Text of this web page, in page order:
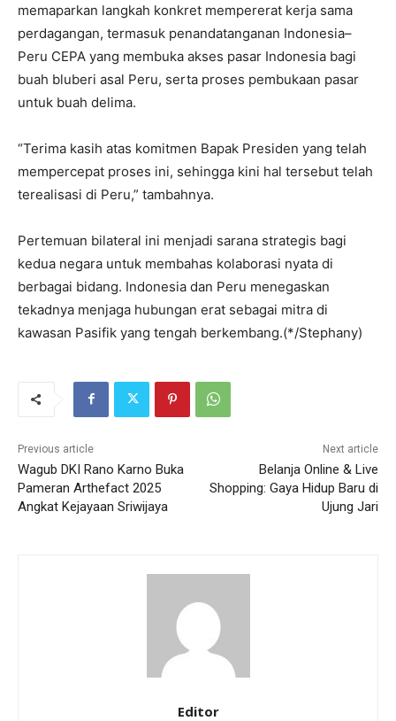
memaparkan langkah konkret mempererat kerja sama
perdagangan, termasuk penandatanganan Indonesia–
Peru CEPA yang membuka akses pasar Indonesia bagi
buah bluberi asal Peru, serta proses pembukaan pasar
untuk buah delima.
“Terima kasih atas komitmen Bapak Presiden yang telah
mempercepat proses ini, sehingga kini hal tersebut telah
terealisasi di Peru,” tambahnya.
Pertemuan bilateral ini menjadi sarana strategis bagi
kedua negara untuk membahas kolaborasi nyata di
berbagai bidang. Indonesia dan Peru menegaskan
tekadnya menjaga hubungan erat sebagai mitra di
kawasan Pasifik yang tengah berkembang.(*/Stephany)
Previous article
Wagub DKI Rano Karno Buka
Pameran Arthefact 2025
Angkat Kejayaan Sriwijaya
Next article
Belanja Online & Live
Shopping: Gaya Hidup Baru di
Ujung Jari
Editor